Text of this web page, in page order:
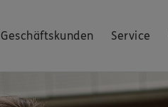
Geschäftskunden Service